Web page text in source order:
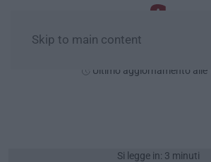
Skip to main content
Ultimo aggiornamento alle
Si legge in: 3 minuti